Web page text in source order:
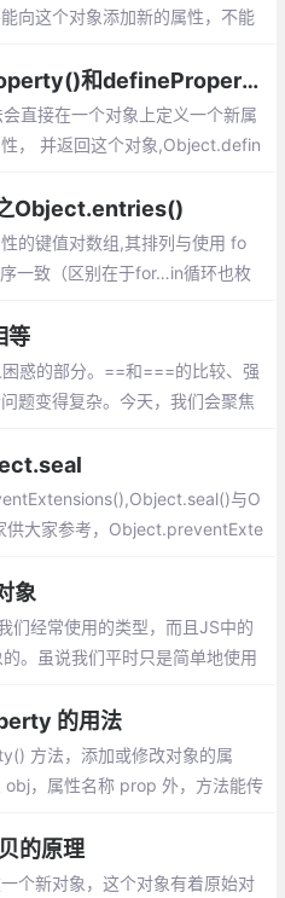
向这个对象添加新的属性，不能
值。
js中的Object.defineProperty()和defineProperties()
直接在一个对象上定义一个新属
， 并返回这个对象,Object.defin
Object.entries()
的键值对数组,其排列与使用 fo
一致（区别在于for…in循环也枚
等
惑的部分。==和===的比较、强
题变得复杂。今天，我们会聚焦
与O
大家参考，Object.preventExte
象
经常使用的类型，而且JS中的
。虽说我们平时只是简单地使用
的用法
方法，添加或修改对象的属
，属性名称 prop 外，方法能传
描述符，另一种是存取描述符。
的原理
个新对象，这个对象有着原始对